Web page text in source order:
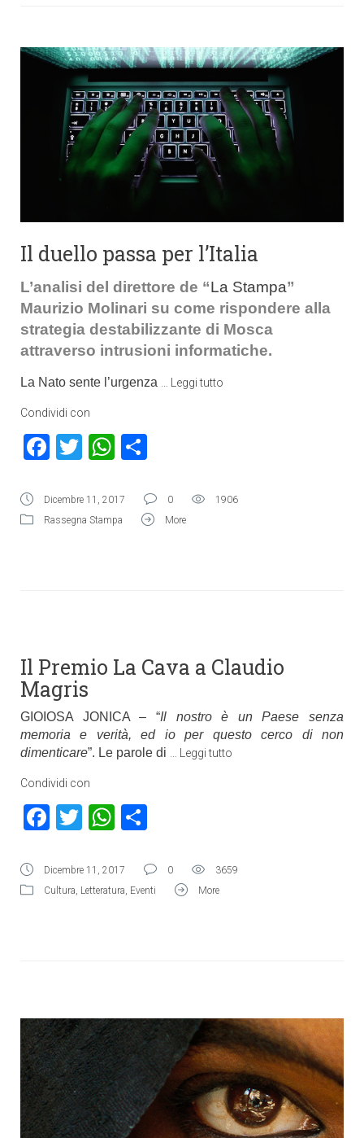
Il duello passa per l’Italia
L’analisi del direttore de “La Stampa”
Maurizio Molinari su come rispondere alla
strategia destabilizzante di Mosca
attraverso intrusioni informatiche.
La Nato sente l’urgenza Leggi tutto
Condividi con
Facebook
TwitterWhatsApp
Dicembre 11, 2017 0
1906
Rassegna Stampa
More
Il Premio La Cava a Claudio
Magris
GIOIOSA JONICA – “Il nostro è un Paese senza
memoria e verità, ed io per questo cerco di non
dimenticare”. Le parole di Leggi tutto
Condividi con
Facebook
TwitterWhatsApp
Dicembre 11, 2017 0
3659
Cultura, Letteratura, Eventi More